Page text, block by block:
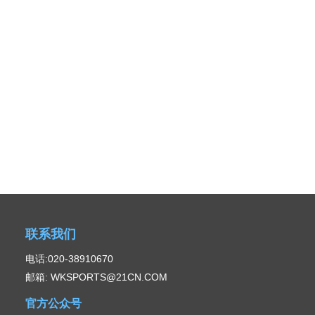
联系我们
电话:020-38910670
邮箱: WKSPORTS@21CN.COM
官方公众号